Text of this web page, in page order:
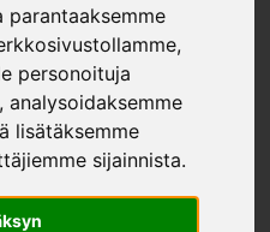
personoituja
analysoidaksemme
lisätäksemme
sijainnista.